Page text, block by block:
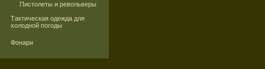
Пистолеты и револьверы
Тактическая одежда для
холодной погоды
Фонари